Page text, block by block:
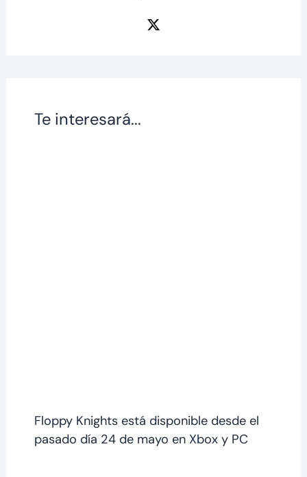
Te interesará...
Floppy Knights está disponible desde el
pasado día 24 de mayo en Xbox y PC